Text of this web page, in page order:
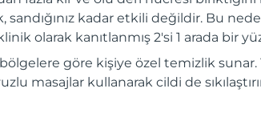
kadar etkili değildir. Bu
olarak kanıtlanmış 2'si 1 arada bir
göre kişiye özel temizlik
masajlar kullanarak cildi de